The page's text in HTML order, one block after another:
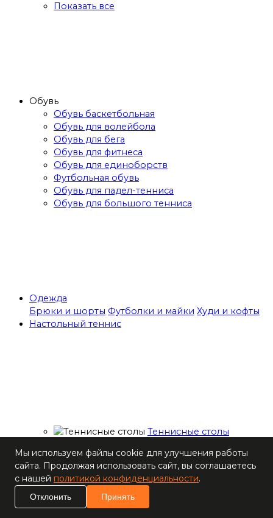
Показать все
Обувь
Обувь баскетбольная
Обувь для волейбола
Обувь для бега
Обувь для фитнеса
Обувь для единоборств
Футбольная обувь
Обувь для падел-тенниса
Обувь для большого тенниса
Одежда
Брюки и шорты Футболки и майки Худи и кофты
Настольный теннис
Теннисные столы
Накладки для
ракеток
Основания для
ракеток
Мячи
Мы используем файлы cookie для улучшения работы
сайта. Продолжая использовать сайт, вы соглашаетесь
с нашей политикой конфиденциальности.
Отклонить Принять